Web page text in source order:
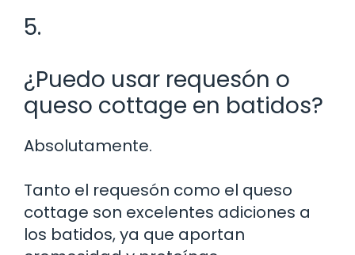
5.
¿Puedo usar requesón o
queso cottage en batidos?
Absolutamente.
Tanto el requesón como el queso
cottage son excelentes adiciones a
los batidos, ya que aportan